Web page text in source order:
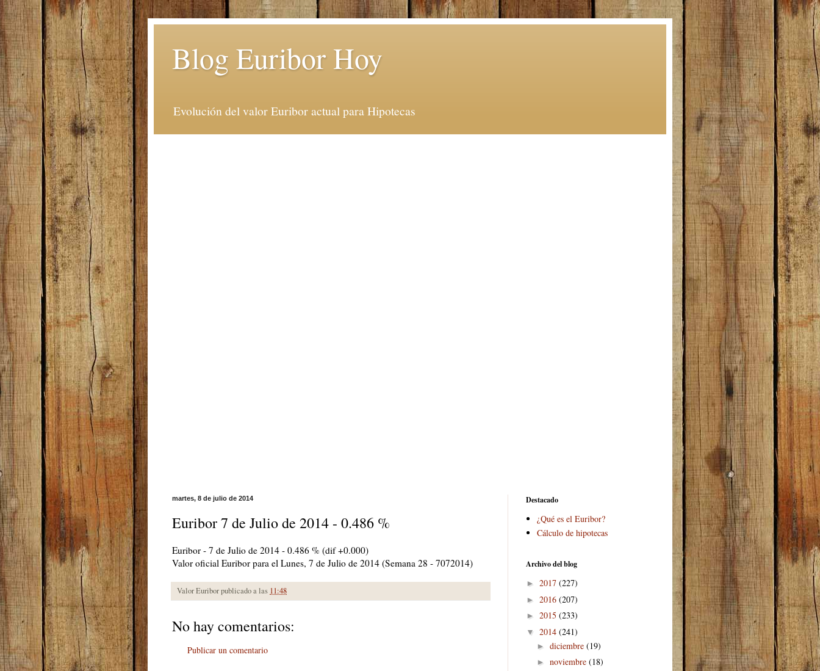
Blog Euribor Hoy
Evolución del valor Euribor actual para Hipotecas
martes, 8 de julio de 2014
Euribor 7 de Julio de 2014 - 0.486 %
Euribor - 7 de Julio de 2014 - 0.486 % (dif +0.000)
Valor oficial Euribor para el Lunes, 7 de Julio de 2014 (Semana 28 - 7072014)
Valor Euribor publicado a las 11:48
No hay comentarios:
Publicar un comentario
Destacado
¿Qué es el Euribor?
Cálculo de hipotecas
Archivo del blog
► 2017 (227)
► 2016 (207)
► 2015 (233)
▼ 2014 (241)
► diciembre (19)
► noviembre (18)